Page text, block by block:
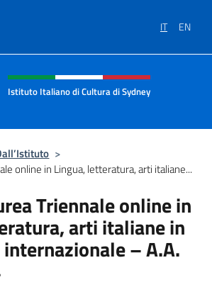
IT EN
sito, social e menù
Istituto Italiano di Cultura di Sydney
>
online in Lingua, letteratura, arti italiane...
Triennale online in
arti italiane in
– A.A.